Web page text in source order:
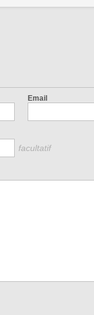
Email
facultatif